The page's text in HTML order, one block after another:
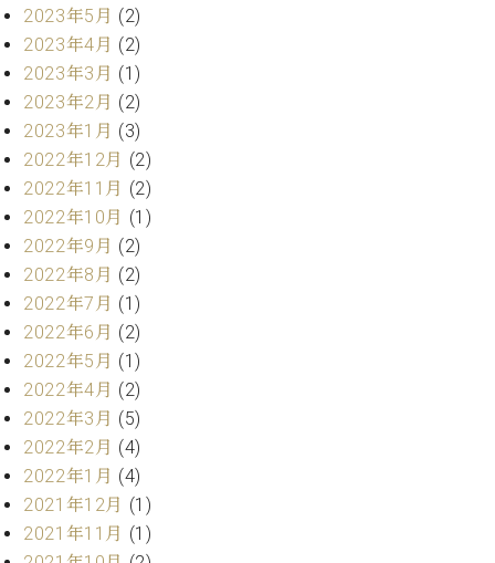
2023年5月 (2)
2023年4月 (2)
2023年3月 (1)
2023年2月 (2)
2023年1月 (3)
2022年12月 (2)
2022年11月 (2)
2022年10月 (1)
2022年9月 (2)
2022年8月 (2)
2022年7月 (1)
2022年6月 (2)
2022年5月 (1)
2022年4月 (2)
2022年3月 (5)
2022年2月 (4)
2022年1月 (4)
2021年12月 (1)
2021年11月 (1)